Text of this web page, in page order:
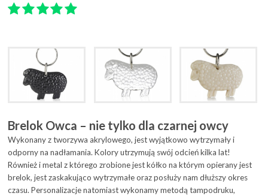
Brelok Owca – nie tylko dla czarnej owcy
Wykonany z tworzywa akrylowego, jest wyjątkowo wytrzymały i
odporny na nadłamania. Kolory utrzymują swój odcień kilka lat!
Również i metal z którego zrobione jest kółko na którym opierany jest
brelok, jest zaskakująco wytrzymałe oraz posłuży nam dłuższy okres
czasu. Personalizacje natomiast wykonamy metodą tampodruku,